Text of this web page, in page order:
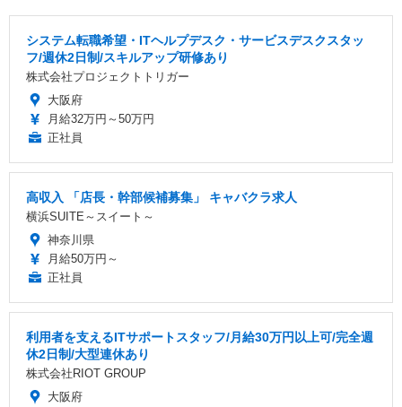
システム転職希望・ITヘルプデスク・サービスデスクスタッ
フ/週休2日制/スキルアップ研修あり
株式会社プロジェクトトリガー
大阪府
月給32万円～50万円
正社員
高収入 「店長・幹部候補募集」 キャバクラ求人
横浜SUITE～スイート～
神奈川県
月給50万円～
正社員
利用者を支えるITサポートスタッフ/月給30万円以上可/完全週
休2日制/大型連休あり
株式会社RIOT GROUP
大阪府